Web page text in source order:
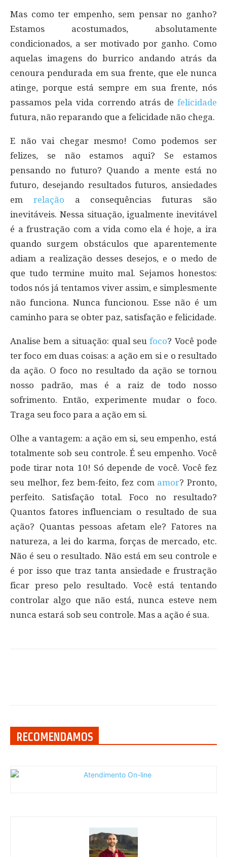
Mas como ter empenho, sem pensar no ganho?
Estamos acostumados, absolutamente
condicionados, a ser motivado por ganho. Como
aquelas imagens do burrico andando atrás da
cenoura pendurada em sua frente, que ele nunca
atinge, porque está sempre em sua frente, nós
passamos pela vida correndo atrás de felicidade
futura, não reparando que a felicidade não chega.
E não vai chegar mesmo! Como podemos ser
felizes, se não estamos aqui? Se estamos
pensando no futuro? Quando a mente está no
futuro, desejando resultados futuros, ansiedades
em relação a consequências futuras são
inevitáveis. Nessa situação, igualmente inevitável
é a frustração com a vida como ela é hoje, a ira
quando surgem obstáculos que aparentemente
adiam a realização desses desejos, e o medo de
que tudo termine muito mal. Sejamos honestos:
todos nós já tentamos viver assim, e simplesmente
não funciona. Nunca funcionou. Esse não é um
caminho para se obter paz, satisfação e felicidade.
Analise bem a situação: qual seufoco? Você pode
ter foco em duas coisas: a ação em si e o resultado
da ação. O foco no resultado da ação se tornou
nosso padrão, mas é a raiz de todo nosso
sofrimento. Então, experimente mudar o foco.
Traga seu foco para a ação em si.
Olhe a vantagem: a ação em si, seu empenho, está
totalmente sob seu controle. É seu empenho. Você
pode tirar nota 10! Só depende de você. Você fez
seu melhor, fez bem-feito, fez com amor? Pronto,
perfeito. Satisfação total. Foco no resultado?
Quantos fatores influenciam o resultado de sua
ação? Quantas pessoas afetam ele? Fatores na
natureza, a lei do karma, forças de mercado, etc.
Não é seu o resultado. Não está em seu controle e
é por isso que traz tanta ansiedade e frustração
ficar preso pelo resultado. Você está tentando
controlar algo que não está, nunca esteve nem
nunca estará sob seu controle. Mas a ação é sua.
RECOMENDAMOS